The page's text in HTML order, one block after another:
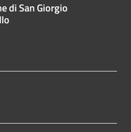
di San Giorgio